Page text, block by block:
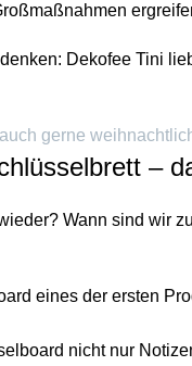
Dekofee Tini
gerne
–
Wann sind wir
eines der ersten
nicht nur